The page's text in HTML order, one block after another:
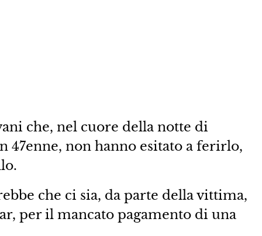
che, nel cuore della notte di
47enne, non hanno esitato a ferirlo,
che ci sia, da parte della vittima,
per il mancato pagamento di una